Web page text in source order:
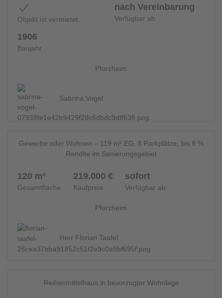
Objekt ist vermietet
nach Vereinbarung
Verfügbar ab
1906
Baujahr
Pforzheim
Sabrina Vogel
SONSTIGE LANDWIRTSCHAFTSIMMOBILIEN - 14831
Gewerbe oder Wohnen – 119 m² EG, 8 Parkplätze, bis 8 %
Rendite im Sanierungsgebiet
120 m²
Gesamtfläche
219.000 €
Kaufpreis
sofort
Verfügbar ab
Pforzheim
Herr Florian Taafel
Reihenmittelhaus in bevorzugter Wohnlage